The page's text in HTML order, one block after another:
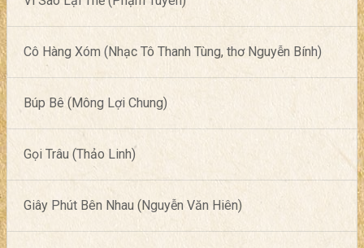
Cô Hàng Xóm (Nhạc Tô Thanh Tùng, thơ Nguyễn Bính)
Búp Bê (Mông Lợi Chung)
Gọi Trâu (Thảo Linh)
Giây Phút Bên Nhau (Nguyễn Văn Hiên)